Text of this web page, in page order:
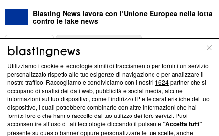
Blasting News lavora con l’Unione Europea nella lotta
contro le fake news
ABOUT
Questa sezione offre informazioni trasparenti su Blasting
News, sui nostri processi editoriali e su come ci impegniamo a
creare news di qualità. Inoltre, afferma la nostra aderenza a
‘Trust Project - News with Integrity’Blasting News non è
ancora membro del programma, ma ha richiesto di farne
parte; Trust Project non ha ancora effettuato una verifica di
conformità agli standard.
Utilizziamo i cookie e tecnologie simili di tracciamento per fornirti un servizio
personalizzato rispetto alle tue esigenze di navigazione e per analizzare il
nostro traffico. Raccogliamo e condividiamo con i nostri 1624partner che si
occupano di analisi dei dati web, pubblicità e social media, alcune
informazioni sul tuo dispositivo, come l’indirizzo IP e le caratteristiche del tuo
dispositivo, i quali potrebbero combinarle con altre informazioni che hai
fornito loro o che hanno raccolto dal tuo utilizzo dei loro servizi. Puoi
acconsentire all’uso di tali tecnologie cliccando il pulsante“Accetta tutti”
presente su questo banner oppure personalizzare le tue scelte, anche